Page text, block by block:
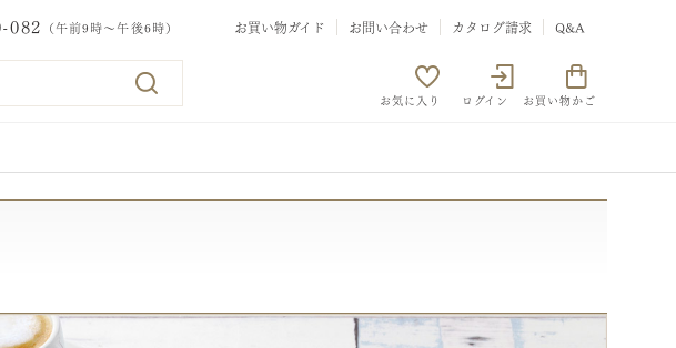
082 （午前9時～午後6時） お買い物ガイド お問い合わせ カタログ請求 Q&A
お気に入り ログイン お買い物かご